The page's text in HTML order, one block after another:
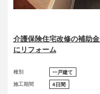
介護保険住宅改修の補助
にリフォーム
種別
一戸建て
施工期間
4日間